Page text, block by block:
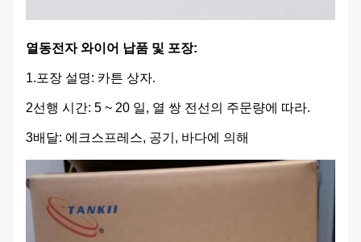
열동전자 와이어 납품 및 포장:
1.포장 설명: 카튼 상자.
2선행 시간: 5 ~ 20 일, 열 쌍 전선의 주문량에 따라.
3배달: 에크스프레스, 공기, 바다에 의해